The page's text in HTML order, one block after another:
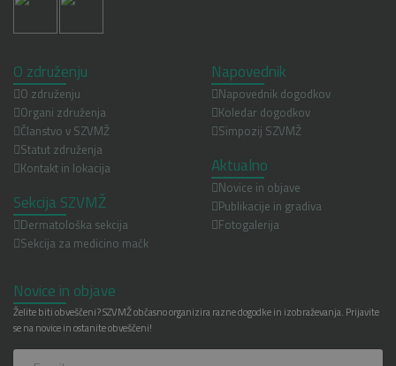
O združenju
O združenju
Organi združenja
Članstvo v SZVMŽ
Statut združenja
Kontakt in lokacija
Sekcija SZVMŽ
Dermatološka sekcija
Sekcija za medicino mačk
Napovednik
Napovednik dogodkov
Koledar dogodkov
Simpozij SZVMŽ
Aktualno
Novice in objave
Publikacije in gradiva
Fotogalerija
Novice in objave
Želite biti obveščeni? SZVMŽ občasno organizira razne dogodke in izobraževanja. Prijavite
se na novice in ostanite obveščeni!